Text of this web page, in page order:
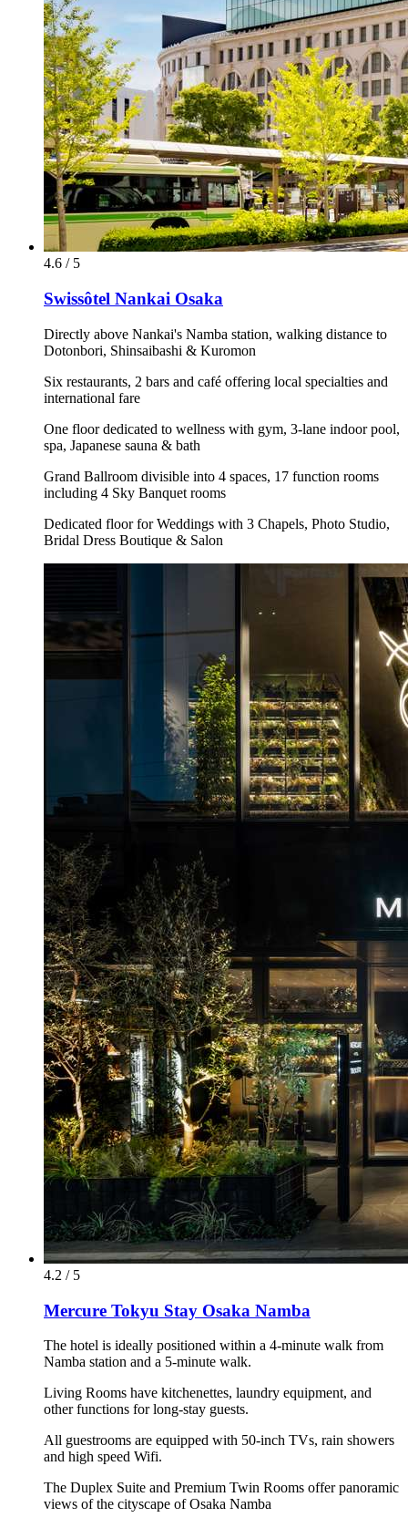
4.6 / 5
Swissôtel Nankai Osaka
Directly above Nankai's Namba station, walking distance to
Dotonbori, Shinsaibashi & Kuromon
Six restaurants, 2 bars and café offering local specialties and
international fare
One floor dedicated to wellness with gym, 3-lane indoor pool,
spa, Japanese sauna & bath
Grand Ballroom divisible into 4 spaces, 17 function rooms
including 4 Sky Banquet rooms
Dedicated floor for Weddings with 3 Chapels, Photo Studio,
Bridal Dress Boutique & Salon
4.2 / 5
Mercure Tokyu Stay Osaka Namba
The hotel is ideally positioned within a 4-minute walk from
Namba station and a 5-minute walk.
Living Rooms have kitchenettes, laundry equipment, and
other functions for long-stay guests.
All guestrooms are equipped with 50-inch TVs, rain showers
and high speed Wifi.
The Duplex Suite and Premium Twin Rooms offer panoramic
views of the cityscape of Osaka Namba